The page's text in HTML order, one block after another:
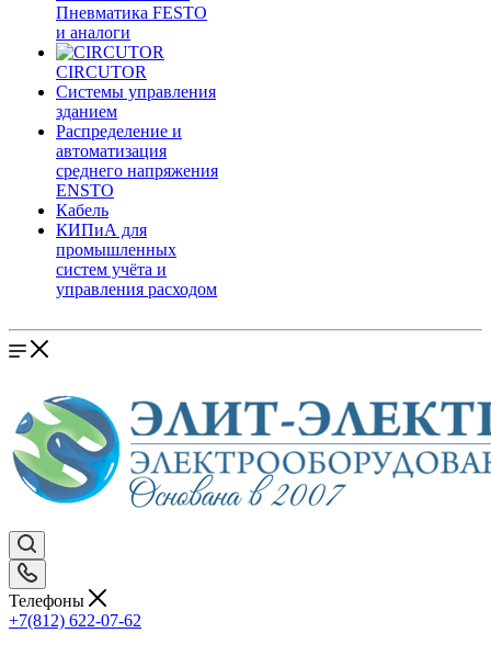
Пневматика FESTO
и аналоги
CIRCUTOR
Системы управления
зданием
Распределение и
автоматизация
среднего напряжения
ENSTO
Кабель
КИПиА для
промышленных
систем учёта и
управления расходом
Телефоны
+7(812) 622-07-62